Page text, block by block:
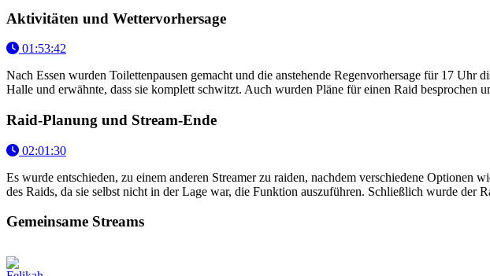
Aktivitäten und Wettervorhersage
01:53:42
Nach Essen wurden Toilettenpausen gemacht und die anstehende Regenvorhersage für 17
Halle und erwähnte, dass sie komplett schwitzt. Auch wurden Pläne für einen Raid besprochen
Raid-Planung und Stream-Ende
02:01:30
Es wurde entschieden, zu einem anderen Streamer zu raiden, nachdem verschiedene
des Raids, da sie selbst nicht in der Lage war, die Funktion auszuführen. Schließlich wurde der
Gemeinsame Streams